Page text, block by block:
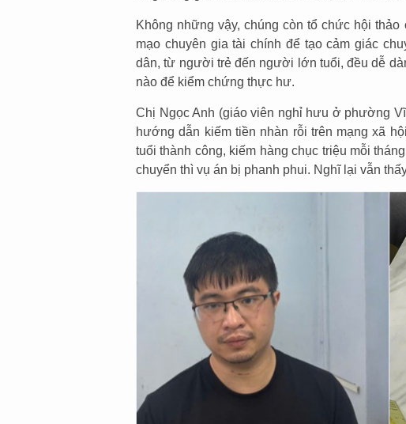
Không những vậy, chúng còn tổ chức hội
mạo chuyên gia tài chính để tạo cảm giác
dân, từ người trẻ đến người lớn tuổi, đều dễ
nào để kiểm chứng thực hư.
Chị Ngọc Anh (giáo viên nghỉ hưu ở phường
hướng dẫn kiếm tiền nhàn rỗi trên mạng xã
tuổi thành công, kiếm hàng chục triệu mỗi
chuyển thì vụ án bị phanh phui. Nghĩ lại vẫn